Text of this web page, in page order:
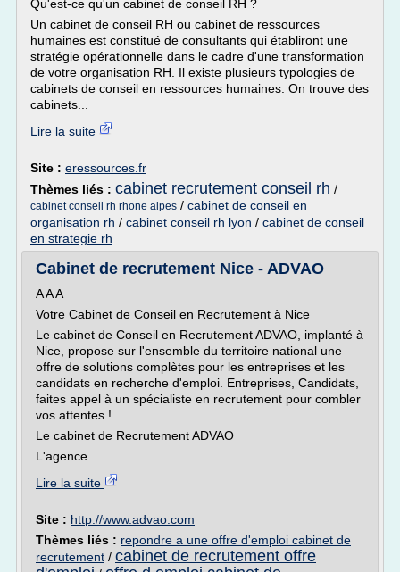
Qu'est-ce qu'un cabinet de conseil RH ?
Un cabinet de conseil RH ou cabinet de ressources
humaines est constitué de consultants qui établiront une
stratégie opérationnelle dans le cadre d'une transformation
de votre organisation RH. Il existe plusieurs typologies de
cabinets de conseil en ressources humaines. On trouve des
cabinets...
Lire la suite
Site : eressources.fr
Thèmes liés : cabinet recrutement conseil rh /
cabinet conseil rh rhone alpes / cabinet de conseil en
organisation rh / cabinet conseil rh lyon / cabinet de conseil
en strategie rh
Cabinet de recrutement Nice - ADVAO
A A A
Votre Cabinet de Conseil en Recrutement à Nice
Le cabinet de Conseil en Recrutement ADVAO, implanté à
Nice, propose sur l'ensemble du territoire national une
offre de solutions complètes pour les entreprises et les
candidats en recherche d'emploi. Entreprises, Candidats,
faites appel à un spécialiste en recrutement pour combler
vos attentes !
Le cabinet de Recrutement ADVAO
L'agence...
Lire la suite
Site : http://www.advao.com
Thèmes liés : repondre a une offre d'emploi cabinet de
recrutement / cabinet de recrutement offre